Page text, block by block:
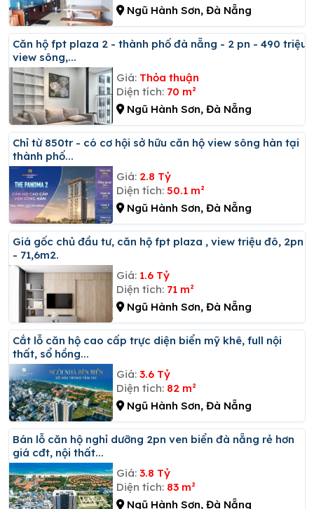
Ngũ Hành Sơn, Đà Nẵng
Căn hộ fpt plaza 2 - thành phố đà nẵng - 2 pn - 490 triệu
view sông,...
Giá: Thỏa thuận
Diện tích: 70 m²
Ngũ Hành Sơn, Đà Nẵng
Chỉ từ 850tr - có cơ hội sở hữu căn hộ view sông hàn tại
thành phố...
Giá: 2.8 Tỷ
Diện tích: 50.1 m²
Ngũ Hành Sơn, Đà Nẵng
Giá gốc chủ đầu tư, căn hộ fpt plaza , view triệu đô, 2pn
- 71,6m2.
Giá: 1.6 Tỷ
Diện tích: 71 m²
Ngũ Hành Sơn, Đà Nẵng
Cắt lỗ căn hộ cao cấp trực diện biển mỹ khê, full nội
thất, sổ hồng...
Giá: 3.6 Tỷ
Diện tích: 82 m²
Ngũ Hành Sơn, Đà Nẵng
Bán lỗ căn hộ nghỉ dưỡng 2pn ven biển đà nẵng rẻ hơn
giá cđt, nội thất...
Giá: 3.8 Tỷ
Diện tích: 83 m²
Ngũ Hành Sơn, Đà Nẵng